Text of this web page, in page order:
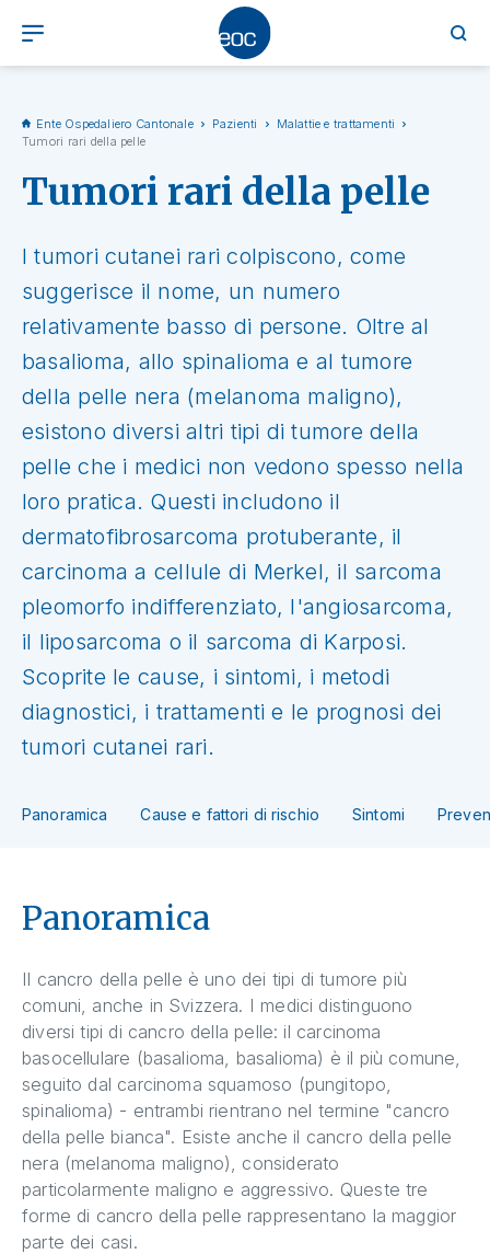
Ente Ospedaliero Cantonale Pazienti
Malattie e trattamenti
Tumori rari della pelle
Tumori rari della pelle
I tumori cutanei rari colpiscono, come
suggerisce il nome, un numero
relativamente basso di persone. Oltre al
basalioma, allo spinalioma e al tumore
della pelle nera (melanoma maligno),
esistono diversi altri tipi di tumore della
pelle che i medici non vedono spesso nella
loro pratica. Questi includono il
dermatofibrosarcoma protuberante, il
carcinoma a cellule di Merkel, il sarcoma
pleomorfo indifferenziato, l'angiosarcoma,
il liposarcoma o il sarcoma di Karposi.
Scoprite le cause, i sintomi, i metodi
diagnostici, i trattamenti e le prognosi dei
tumori cutanei rari.
Panoramica Cause e fattori di rischio Sintomi
Panoramica
Il cancro della pelle è uno dei tipi di tumore più
comuni, anche in Svizzera. I medici distinguono
diversi tipi di cancro della pelle: il carcinoma
basocellulare (basalioma, basalioma) è il più comune,
seguito dal carcinoma squamoso (pungitopo,
spinalioma) - entrambi rientrano nel termine "cancro
della pelle bianca". Esiste anche il cancro della pelle
nera (melanoma maligno), considerato
particolarmente maligno e aggressivo. Queste tre
forme di cancro della pelle rappresentano la maggior
parte dei casi.